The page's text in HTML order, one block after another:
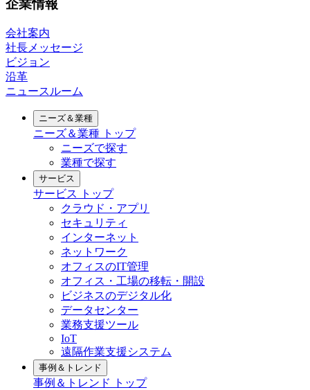
企業情報
会社案内
社長メッセージ
ビジョン
沿革
ニュースルーム
ニーズ＆業種
ニーズ＆業種 トップ
ニーズで探す
業種で探す
サービス
サービス
トップ
クラウド・アプリ
セキュリティ
インターネット
ネットワーク
オフィスのIT管理
オフィス・工場の移転・開設
ビジネスのデジタル化
データセンター
業務支援ツール
IoT
遠隔作業支援システム
事例＆トレンド
事例＆トレンド
トップ